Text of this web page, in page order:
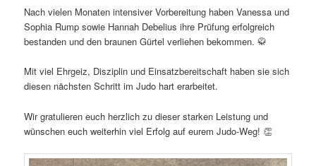
Nach vielen Monaten intensiver Vorbereitung haben Vanessa und
Sophia Rump sowie Hannah Debelius ihre Prüfung erfolgreich
bestanden und den braunen Gürtel verliehen bekommen. 🥋
Mit viel Ehrgeiz, Disziplin und Einsatzbereitschaft haben sie sich
diesen nächsten Schritt im Judo hart erarbeitet.
Wir gratulieren euch herzlich zu dieser starken Leistung und
wünschen euch weiterhin viel Erfolg auf eurem Judo-Weg! 👏